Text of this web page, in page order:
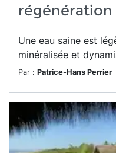
régénération
Une eau saine est
minéralisée et
Par : Patrice-Hans Perrier